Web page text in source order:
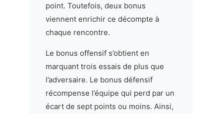
point. Toutefois, deux bonus
viennent enrichir ce décompte à
chaque rencontre.
Le bonus offensif s’obtient en
marquant trois essais de plus que
l’adversaire. Le bonus défensif
récompense l’équipe qui perd par un
écart de sept points ou moins. Ainsi,